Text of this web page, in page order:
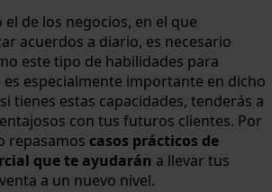
de los negocios, en el que
acuerdos a diario, es necesario
este tipo de habilidades para
especialmente importante en dicho
tienes estas capacidades, tenderás a
con tus futuros clientes. Por
repasamos casos prácticos de
que te ayudarán a llevar tus
a un nuevo nivel.